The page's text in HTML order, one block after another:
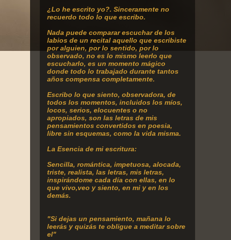
¿Lo he escrito yo?. Sinceramente no
recuerdo todo lo que escribo.
Nada puede comparar escuchar de los
labios de un recital aquello que escribiste
por alguien, por lo sentido, por lo
observado, no es lo mismo leerlo que
escucharlo, es un momento mágico
donde todo lo trabajado durante tantos
años compensa completamente.
Escribo lo que siento, observadora, de
todos los momentos, incluidos los míos,
locos, serios, elocuentes o no
apropiados, son las letras de mis
pensamientos convertidos en poesia,
libre sin esquemas, como la vida misma.
La Esencia de mi escritura:
Sencilla, romántica, impetuosa, alocada,
triste, realista, las letras, mis letras,
inspirándome cada día con ellas, en lo
que vivo,veo y siento, en mi y en los
demás.
"Si dejas un pensamiento, mañana lo
leerás y quizás te obligue a meditar sobre
el"